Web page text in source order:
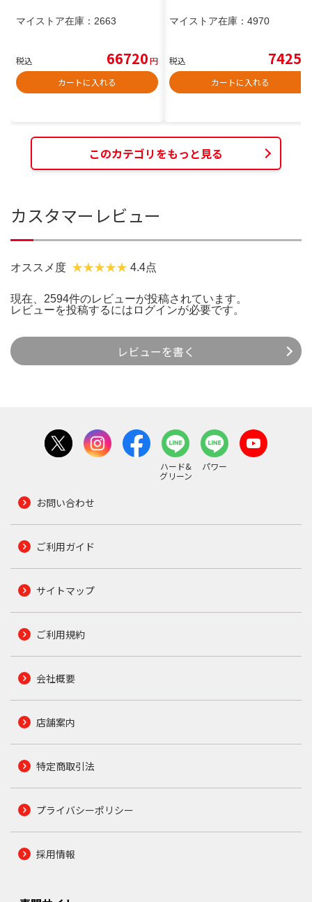
マイストア在庫： 2663
税込 66720円
カートに入れる
マイストア在庫： 4970
税込 7425
カートに入れる
このカテゴリをもっと見る
カスタマーレビュー
オススメ度 4.4点
現在、2594件のレビューが投稿されています。
レビューを投稿するには ログインが必要です。
レビューを書く
ハード&
グリーン
パワー
お問い合わせ
ご利用ガイド
サイトマップ
ご利用規約
会社概要
店舗案内
特定商取引法
プライバシーポリシー
採用情報